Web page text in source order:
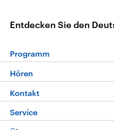
Entdecken Sie den
Programm
Die Nachrichten
Nachrichtenleicht
Hören
Livestream
Podcasts
Kontakt
Hörerservice
Service